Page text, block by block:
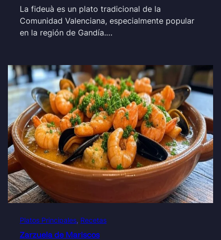
La fideuà es un plato tradicional de la
Comunidad Valenciana, especialmente popular
en la región de Gandía.…
Platos Principales, Recetas
Zarzuela de Mariscos